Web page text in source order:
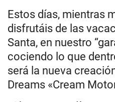
Estos días, mientras
disfrutáis de las
Santa, en nuestro
cociendo lo que
será la nueva
Dreams «Cream